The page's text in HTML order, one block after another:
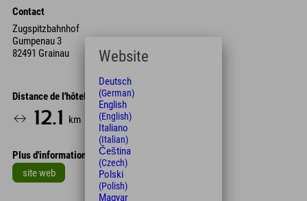
Contact
Zugspitzbahnhof
Gumpenau 3
82491 Grainau
Distance de l'hôtel
12.1 km 21
Plus d'informations
site web
Leaflet
Website
Deutsch
(German)
English
(English)
Italiano
(Italian)
Čeština
(Czech)
Polski
(Polish)
Magyar